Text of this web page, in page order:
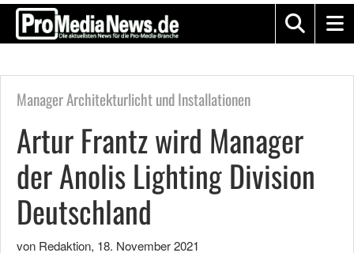
Manager Architekturlicht und Installationen
Artur Frantz wird Manager
der Anolis Lighting Division
Deutschland
von Redaktion, 18. November 2021